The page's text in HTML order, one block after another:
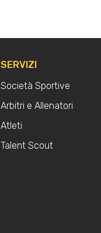
SERVIZI
Società Sportive
Arbitri e Allenatori
Atleti
Talent Scout